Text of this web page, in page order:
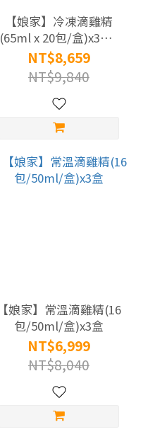
【娘家】冷凍滴雞精
(65ml x 20包/盒)x3盒 |
原廠直供 低溫宅配 | 原
廠目前效期：20261216
NT$8,659
NT$9,840
【娘家】常溫滴雞精(16
包/50ml/盒)x3盒
NT$6,999
NT$8,040